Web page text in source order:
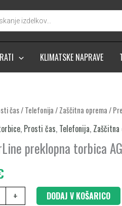
KLIMATSKE NAPRAVE
čas/Telefonija/Zaščitna oprema/
, Prosti čas, Telefonija, Zaščitna
preklopna torbica
+
DODAJ V KOŠARICO